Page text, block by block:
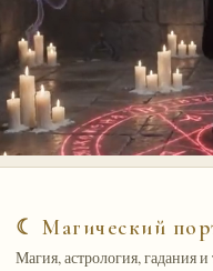
☾ Магический
Магия, астрология, гадания